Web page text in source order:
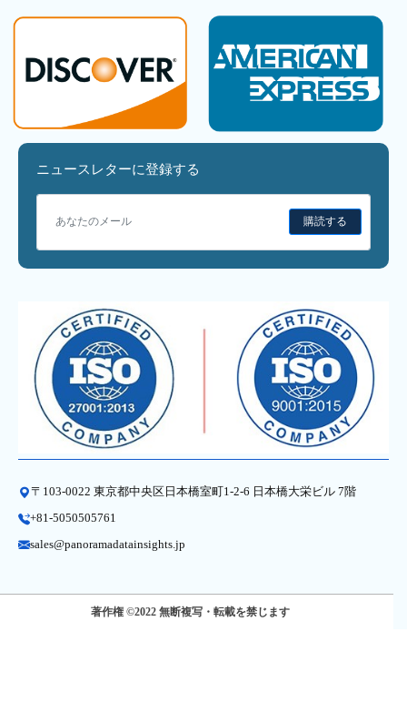
ニュースレターに登録する
購読する
〒103-0022 東京都中央区日本橋室町1-2-6 日本橋大栄ビル 7階
+81-5050505761
sales@panoramadatainsights.jp
著作権 ©2022 無断複写・転載を禁じます